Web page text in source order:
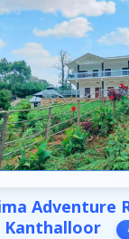
Adventure
Kanthalloor